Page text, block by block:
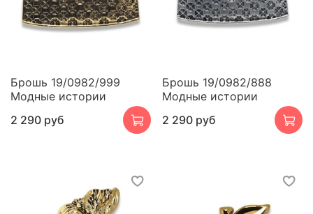
Брошь 19/0982/999
Модные истории
2 290 руб
Брошь 19/0982/888
Модные истории
2 290 руб